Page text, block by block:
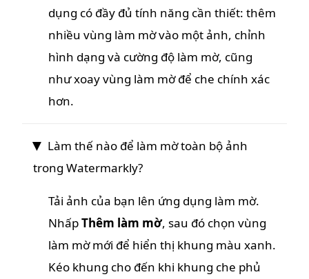
dụng có đầy đủ tính năng cần thiết: thêm
nhiều vùng làm mờ vào một ảnh, chỉnh
hình dạng và cường độ làm mờ, cũng
như xoay vùng làm mờ để che chính xác
hơn.
Làm thế nào để làm mờ toàn bộ ảnh
trong Watermarkly?
Tải ảnh của bạn lên ứng dụng làm mờ.
NhấpThêm làm mờ, sau đó chọn vùng
làm mờ mới để hiển thị khung màu xanh.
Kéo khung cho đến khi khung che phủ